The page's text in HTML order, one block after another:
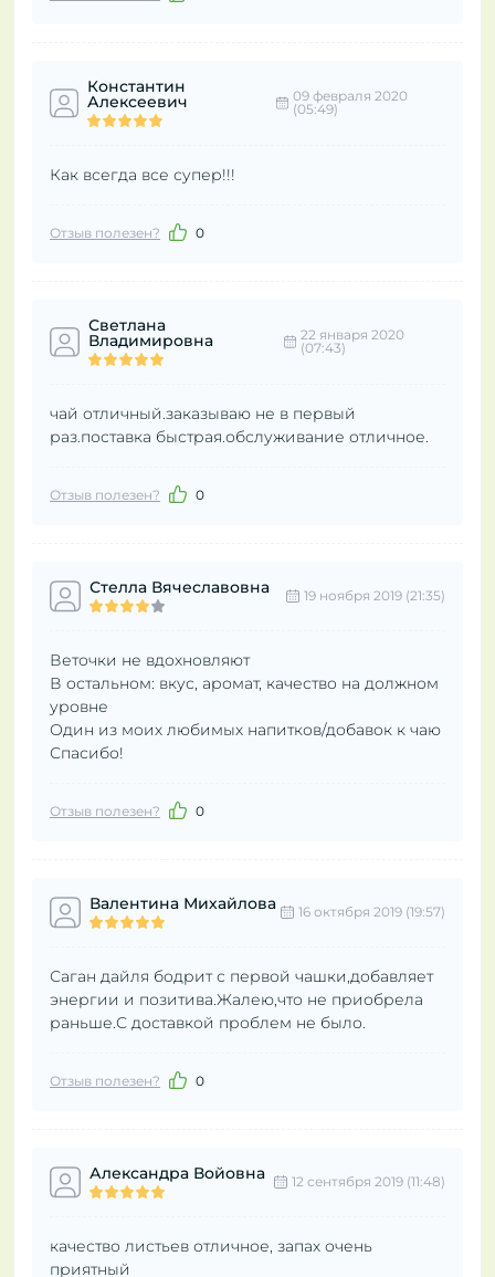
Константин
Алексеевич
09 февраля 2020
(05:49)
Как всегда все супер!!!
Отзыв полезен? 0
Светлана
Владимировна
22 января 2020
(07:43)
чай отличный.заказываю не в первый
раз.поставка быстрая.обслуживание отличное.
Отзыв полезен? 0
Стелла Вячеславовна 19 ноября 2019 (21:35)
Веточки не вдохновляют
В остальном: вкус, аромат, качество на должном
уровне
Один из моих любимых напитков/добавок к чаю
Спасибо!
Отзыв полезен? 0
Валентина Михайлова 16 октября 2019 (19:57)
Саган дайля бодрит с первой чашки,добавляет
энергии и позитива.Жалею,что не приобрела
раньше.С доставкой проблем не было.
Отзыв полезен? 0
Александра Войовна 12 сентября 2019 (11:48)
качество листьев отличное, запах очень
приятный